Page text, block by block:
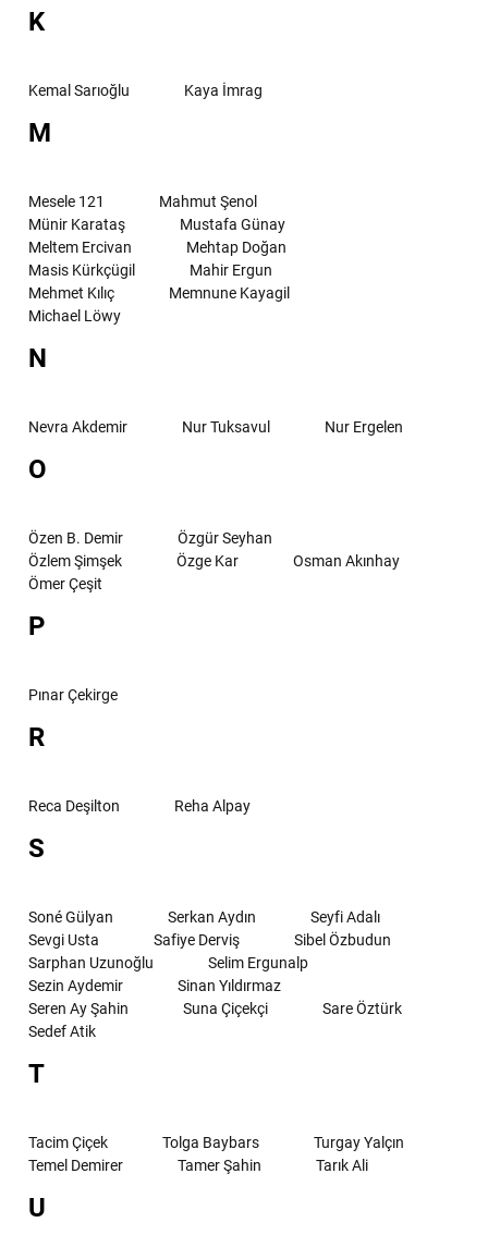
K
Kemal Sarıoğlu Kaya İmrag
M
Mesele 121
Mahmut Şenol
Münir Karataş
Mustafa Günay
Meltem Ercivan
Mehtap Doğan
Masis Kürkçügil
Mahir Ergun
Mehmet Kılıç
Memnune Kayagil
Michael Löwy
N
Nevra Akdemir Nur Tuksavul Nur Ergelen
O
Özen B. Demir
Özgür Seyhan
Özlem Şimşek
Özge Kar
Osman Akınhay
Ömer Çeşit
P
Pınar Çekirge
R
Reca Deşilton Reha Alpay
S
Soné Gülyan Serkan Aydın
Seyfi Adalı
Sevgi Usta
Safiye Derviş
Sibel Özbudun
Sarphan Uzunoğlu
Selim Ergunalp
Sezin Aydemir
Sinan Yıldırmaz
Seren Ay Şahin
Suna Çiçekçi
Sare Öztürk
Sedef Atik
T
Tacim Çiçek Tolga Baybars
Turgay Yalçın
Temel Demirer
Tamer Şahin Tarık Ali
U